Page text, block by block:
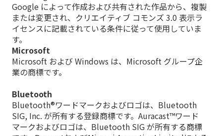
Google によって作成および共有された作品から、複製
または変更され、クリエイティブ コモンズ 3.0 表示ラ
イセンスに記載されている条件に従って使用していま
す。
Microsoft
Microsoft および Windows は、Microsoft グループ企
業の商標です。
Bluetooth
Bluetooth®ワードマークおよびロゴは、Bluetooth
SIG, Inc. が所有する登録商標です。Auracast™ワード
マークおよびロゴは、Bluetooth SIG が所有する商標